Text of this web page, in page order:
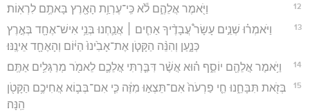
12 וַיֹּ֖אמֶר אֲלֵהֶ֑ם לֹ֕א כִּֽי־עֶרְוַ֥ת הָאָ֖רֶץ בָּאתֶ֥ם לִרְאֽוֹת׃
13
וַיֹּאמְר֗וּ שְׁנֵ֣ים עָשָׂר֩ עֲבָדֶ֨יךָ אַחִ֧ים ׀ אֲנַ֛חְנוּ בְּנֵ֥י אִישׁ־אֶחָ֖ד בְּאֶ֣רֶץ
כְּנָ֑עַן וְהִנֵּ֨ה הַקָּטֹ֤ן אֶת־אָבִ֙ינוּ֙ הַיּ֔וֹם וְהָאֶחָ֖ד אֵינֶֽנּוּ׃
14 וַיֹּ֥אמֶר אֲלֵהֶ֖ם יוֹסֵ֑ף ה֗וּא אֲשֶׁ֨ר דִּבַּ֧רְתִּי אֲלֵכֶ֛ם לֵאמֹ֖ר מְרַגְּלִ֥ים אַתֶּֽם׃
15
בְּזֹ֖את תִּבָּחֵ֑נוּ חֵ֤י פַרְעֹה֙ אִם־תֵּצְא֣וּ מִזֶּ֔ה כִּ֧י אִם־בְּב֛וֹא אֲחִיכֶ֥ם הַקָּטֹ֖ן
הֵֽנָּה׃